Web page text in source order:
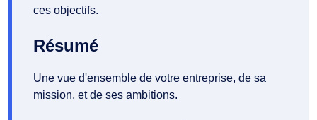
ces objectifs.
Résumé
Une vue d'ensemble de votre entreprise, de sa
mission, et de ses ambitions.